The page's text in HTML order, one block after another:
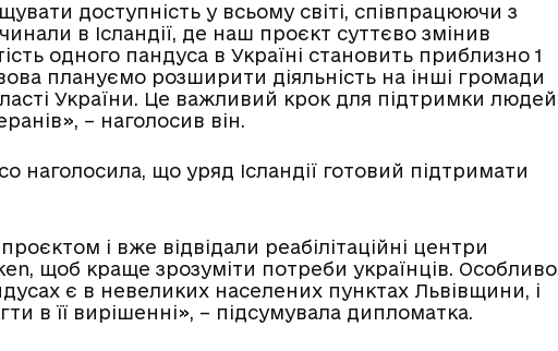
доступність у всьому світі, співпрацюючи з
в Ісландії, де наш проєкт суттєво змінив
одного пандуса в Україні становить приблизно 1
плануємо розширити діяльність на інші громади
України. Це важливий крок для підтримки людей
– наголосив він.
наголосила, що уряд Ісландії готовий підтримати
і вже відвідали реабілітаційні центри
щоб краще зрозуміти потреби українців. Особливо
є в невеликих населених пунктах Львівщини, і
в її вирішенні», – підсумувала дипломатка.